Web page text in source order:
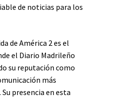
de noticias para los
de América 2 es el
el Diario Madrileño
su reputación como
más
presencia en esta